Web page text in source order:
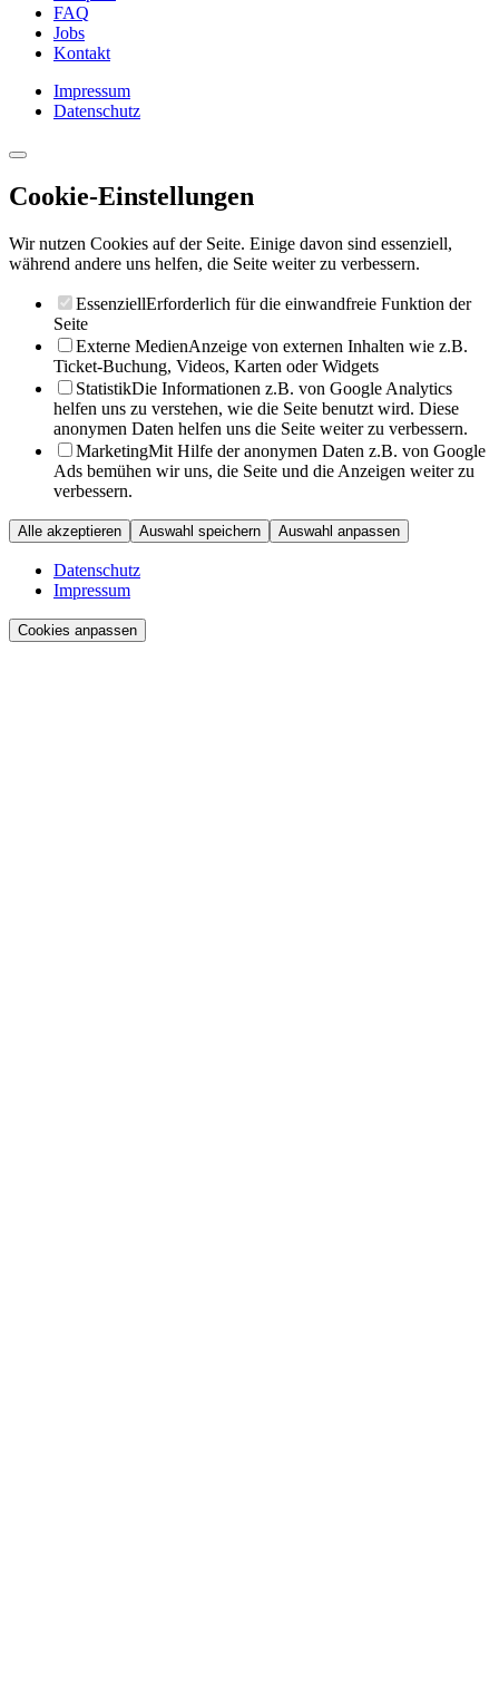
FAQ
Jobs
Kontakt
Impressum
Datenschutz
Cookie-Einstellungen
Wir nutzen Cookies auf der Seite. Einige davon sind essenziell,
während andere uns helfen, die Seite weiter zu verbessern.
EssenziellErforderlich für die einwandfreie Funktion der
Seite
Externe MedienAnzeige von externen Inhalten wie z.B.
Ticket-Buchung, Videos, Karten oder Widgets
StatistikDie Informationen z.B. von Google Analytics
helfen uns zu verstehen, wie die Seite benutzt wird. Diese
anonymen Daten helfen uns die Seite weiter zu verbessern.
MarketingMit Hilfe der anonymen Daten z.B. von Google
Ads bemühen wir uns, die Seite und die Anzeigen weiter zu
verbessern.
Alle akzeptieren Auswahl speichern Auswahl anpassen
Datenschutz
Impressum
Cookies anpassen